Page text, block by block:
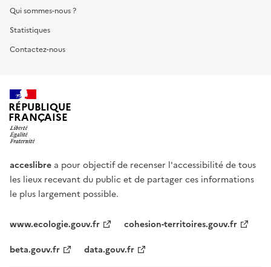
Qui sommes-nous ?
Statistiques
Contactez-nous
RÉPUBLIQUE
FRANÇAISE
acceslibre a pour objectif de recenser l'accessibilité de tous
les lieux recevant du public et de partager ces informations
le plus largement possible.
www.ecologie.gouv.fr
cohesion-territoires.gouv.fr
beta.gouv.fr
data.gouv.fr